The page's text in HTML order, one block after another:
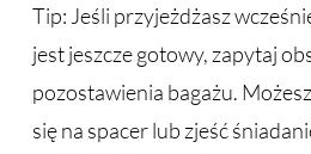
Tip: Jeśli przyjeżdżasz
jest jeszcze gotowy, zapytaj
pozostawienia bagażu.
się na spacer lub zjeść